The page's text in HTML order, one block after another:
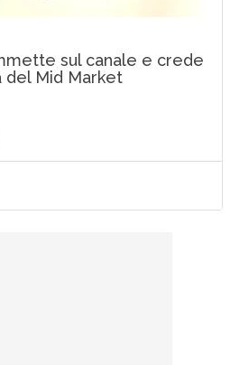
sul canale e crede
Mid Market